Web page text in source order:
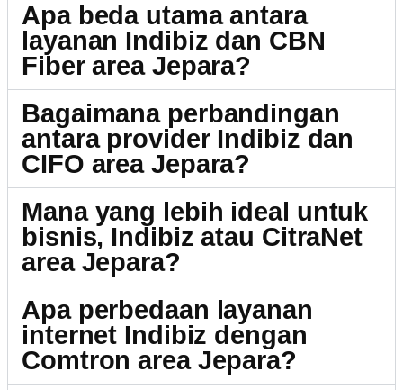
Apa beda utama antara
layanan Indibiz dan CBN
Fiber area Jepara?
Bagaimana perbandingan
antara provider Indibiz dan
CIFO area Jepara?
Mana yang lebih ideal untuk
bisnis, Indibiz atau CitraNet
area Jepara?
Apa perbedaan layanan
internet Indibiz dengan
Comtron area Jepara?